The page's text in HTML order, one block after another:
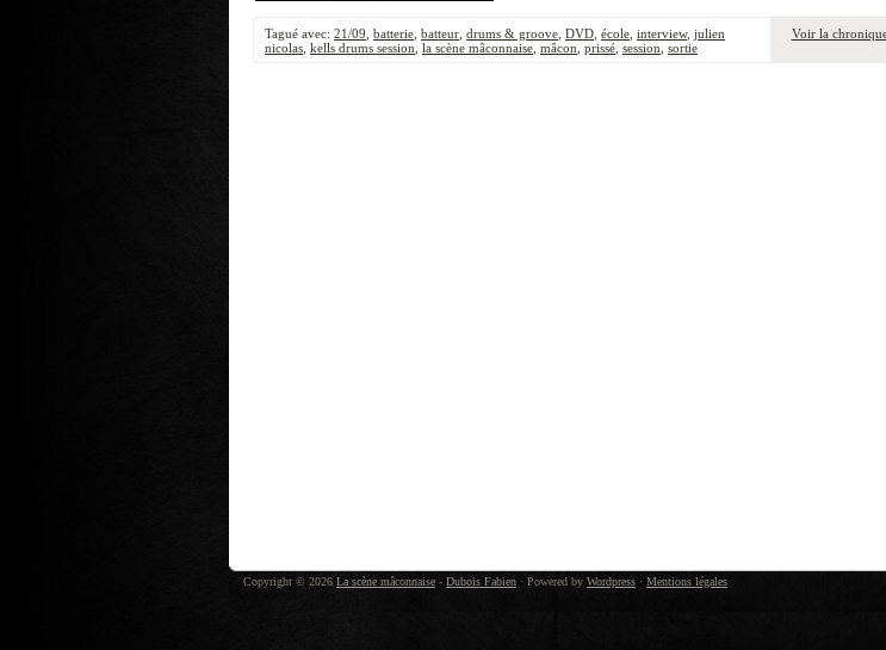
Tagué avec: 21/09 batterie batteur drums & groove DVD école interview, julien
nicolas kells drums session la scène mâconnaise mâcon prissé session sortie
Voir la
Copyright © 2026 La scène mâconnaise - Dubois Fabien · Powered by Wordpress · Mentions légales